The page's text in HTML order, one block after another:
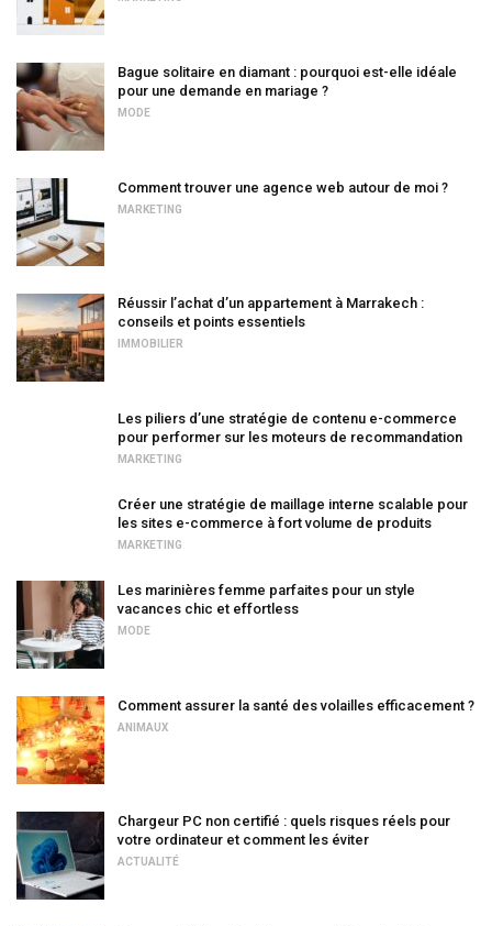
Bague solitaire en diamant : pourquoi est-elle idéale
pour une demande en mariage ?
MODE
Comment trouver une agence web autour de moi ?
MARKETING
Réussir l’achat d’un appartement à Marrakech :
conseils et points essentiels
IMMOBILIER
Les piliers d’une stratégie de contenu e-commerce
pour performer sur les moteurs de recommandation
MARKETING
Créer une stratégie de maillage interne scalable pour
les sites e-commerce à fort volume de produits
MARKETING
Les marinières femme parfaites pour un style
vacances chic et effortless
MODE
Comment assurer la santé des volailles efficacement ?
ANIMAUX
Chargeur PC non certifié : quels risques réels pour
votre ordinateur et comment les éviter
ACTUALITÉ